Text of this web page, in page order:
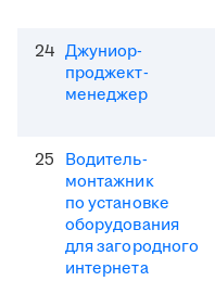
24 Джуниор-
проджект-
менеджер
25 Водитель-
монтажник
по установке
оборудования
для загородного
интернета